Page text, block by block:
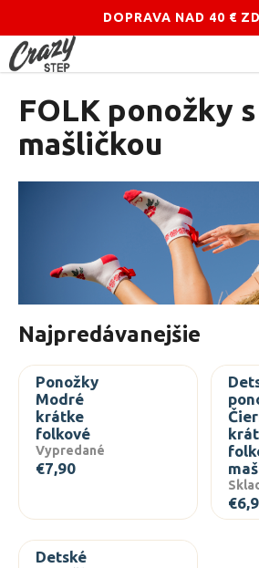
DOPRAVA NAD 40 €
Prejsť
na
obsah
FOLK ponožky s
mašličkou
Najpredávanejšie
Ponožky
Modré
krátke
folkové
Vypredané
€7,90
Detské
o
š
Späť
Späť
Č
o
p
j
e
t
e
ť
?